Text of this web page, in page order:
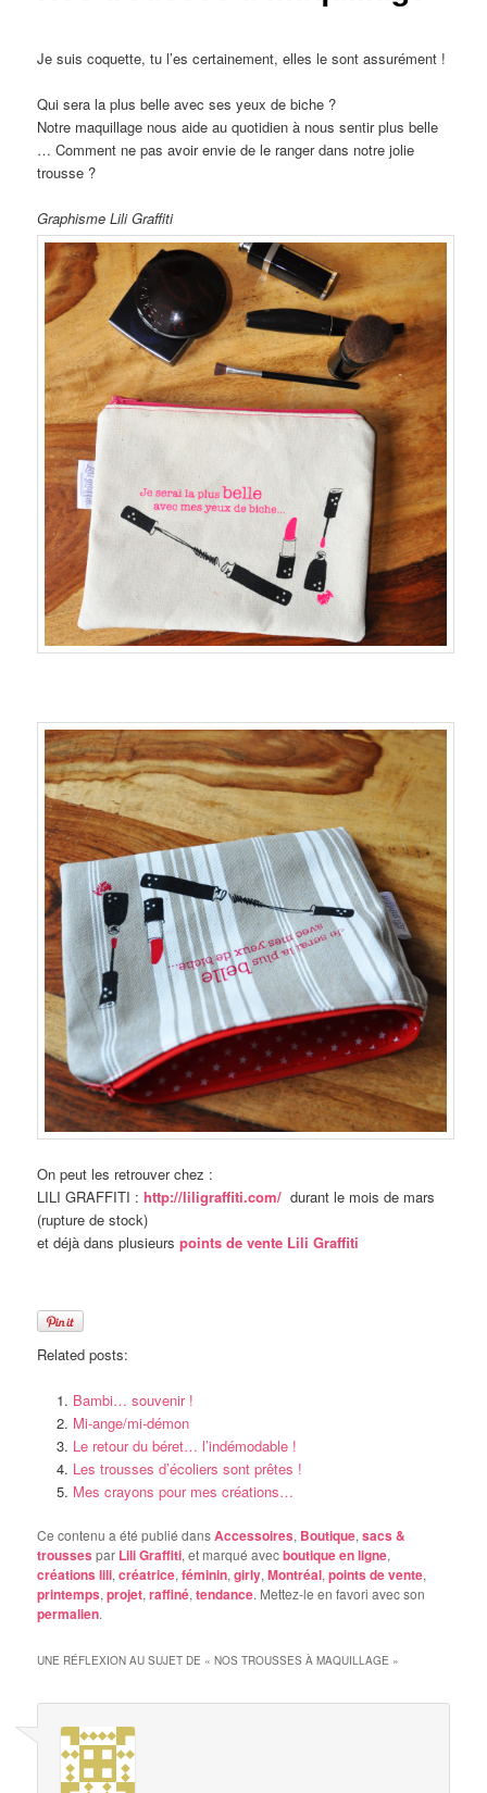
Je suis coquette, tu l’es certainement, elles le sont assurément !
Qui sera la plus belle avec ses yeux de biche ?
Notre maquillage nous aide au quotidien à nous sentir plus belle
… Comment ne pas avoir envie de le ranger dans notre jolie
trousse ?
Graphisme Lili Graffiti
On peut les retrouver chez :
LILI GRAFFITI :http://liligraffiti.com/durant le mois de mars
(rupture de stock)
et déjà dans plusieurspoints de vente Lili Graffiti
Related posts:
Bambi… souvenir !
Mi-ange/mi-démon
Le retour du béret… l’indémodable !
Les trousses d’écoliers sont prêtes !
Mes crayons pour mes créations…
Ce contenu a été publié dansAccessoires, Boutique,sacs &
trousses par Lili Graffiti, et marqué avecboutique en ligne,
créations lili,créatrice,féminin,girly,Montréal,points de vente,
printemps,projet,raffiné,tendance. Mettez-le en favori avec son
permalien.
UNE RÉFLEXION AU SUJET DE «NOS TROUSSES À MAQUILLAGE »